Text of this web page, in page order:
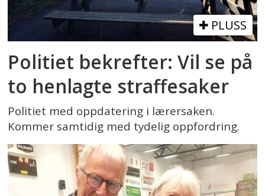
PLUSS
Politiet bekrefter: Vil se på
to henlagte straffesaker
Politiet med oppdatering i lærersaken.
Kommer samtidig med tydelig oppfordring.